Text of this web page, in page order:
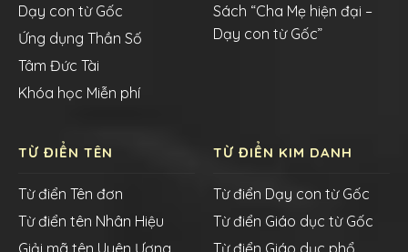
Dạy con từ Gốc
Ứng dụng Thần Số
Tâm Đức Tài
Khóa học Miễn phí
Sách “Cha Mẹ hiện đại –
Dạy con từ Gốc”
TỪ ĐIỂN TÊN
Từ điển Tên đơn
Từ điển tên Nhân Hiệu
Giải mã tên Uyên Ương
TỪ ĐIỂN KIM DANH
Từ điển Dạy con từ Gốc
Từ điển Giáo dục từ Gốc
Từ điển Giáo dục phổ